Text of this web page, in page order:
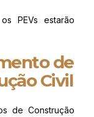
PEVs estarão
de
Civil
de Construção